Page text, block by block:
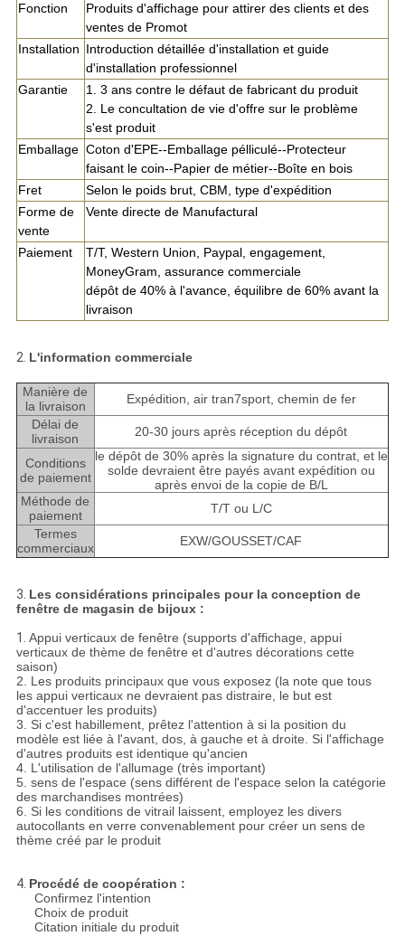
Fonction
Produits d'affichage pour attirer des clients et des
ventes de Promot
Installation Introduction détaillée d'installation et guide
d'installation professionnel
Garantie
1. 3 ans contre le défaut de fabricant du produit
2. Le concultation de vie d'offre sur le problème
s'est produit
Emballage Coton d'EPE--Emballage pélliculé--Protecteur
faisant le coin--Papier de métier--Boîte en bois
Fret
Selon le poids brut, CBM, type d'expédition
Forme de
vente
Vente directe de Manufactural
Paiement
T/T, Western Union, Paypal, engagement,
MoneyGram, assurance commerciale
dépôt de 40% à l'avance, équilibre de 60% avant la
livraison
2. L'information commerciale
Manière de
la livraison
Expédition, air tran7sport, chemin de fer
Délai de
livraison
20-30 jours après réception du dépôt
Conditions
de paiement
le dépôt de 30% après la signature du contrat, et le
solde devraient être payés avant expédition ou
après envoi de la copie de B/L
Méthode de
paiement
T/T ou L/C
Termes
commerciaux
EXW/GOUSSET/CAF
3. Les considérations principales pour la conception de
fenêtre de magasin de bijoux :
1. Appui verticaux de fenêtre (supports d'affichage, appui
verticaux de thème de fenêtre et d'autres décorations cette
saison)
2. Les produits principaux que vous exposez (la note que tous
les appui verticaux ne devraient pas distraire, le but est
d'accentuer les produits)
3. Si c'est habillement, prêtez l'attention à si la position du
modèle est liée à l'avant, dos, à gauche et à droite. Si l'affichage
d'autres produits est identique qu'ancien
4. L'utilisation de l'allumage (très important)
5. sens de l'espace (sens différent de l'espace selon la catégorie
des marchandises montrées)
6. Si les conditions de vitrail laissent, employez les divers
autocollants en verre convenablement pour créer un sens de
thème créé par le produit
4. Procédé de coopération :
Confirmez l'intention
Choix de produit
Citation initiale du produit